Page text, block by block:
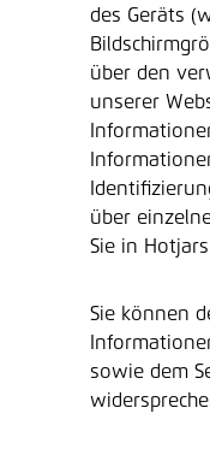
des Geräts
über den
unserer
über
Sie in
Sie können
sowie dem